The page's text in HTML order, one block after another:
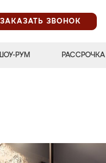
ЗАКАЗАТЬ ЗВОНОК
РУМ РАССРОЧКА